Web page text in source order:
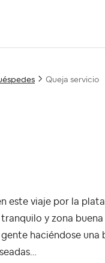
Queja servicio
este viaje por la
y zona
haciéndose